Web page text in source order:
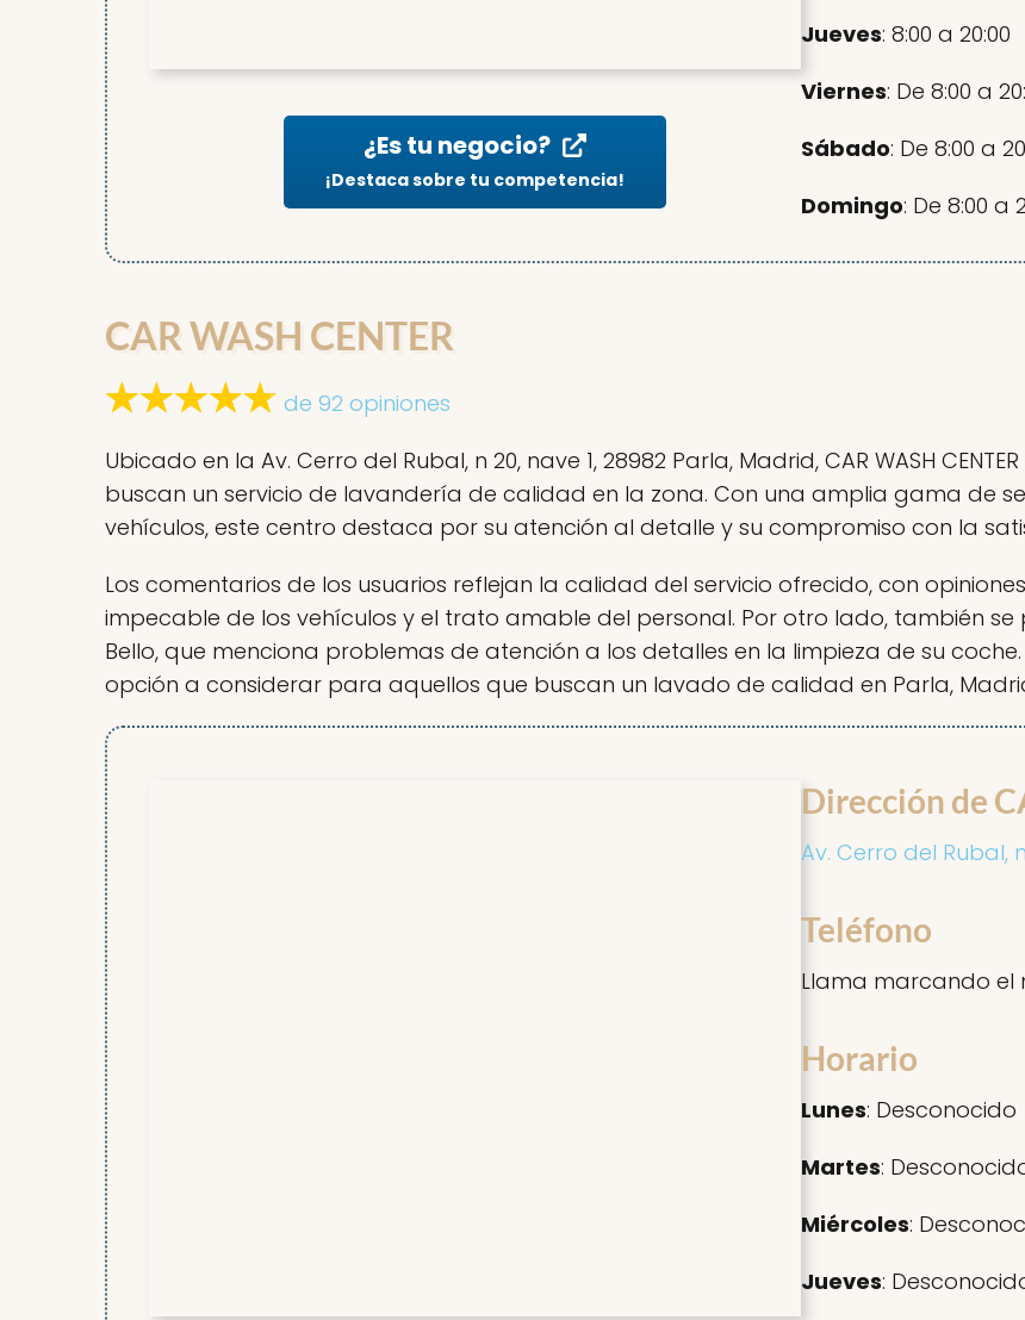
¿Es tu negocio?
¡Destaca sobre tu competencia!
Jueves: 8:00 a 20:00
Viernes: De 8:00 a
Sábado: De 8:00 a
Domingo: De 8:00 a
CAR WASH CENTER
de 92 opiniones
Ubicado en la Av. Cerro del Rubal, n 20, nave 1, 28982 Parla, Madrid, CAR WASH
buscan un servicio de lavandería de calidad en la zona. Con una amplia gama de
vehículos, este centro destaca por su atención al detalle y su compromiso con la
Los comentarios de los usuarios reflejan la calidad del servicio ofrecido, con
impecable de los vehículos y el trato amable del personal. Por otro lado, también
Bello, que menciona problemas de atención a los detalles en la limpieza de su coche.
opción a considerar para aquellos que buscan un lavado de calidad en Parla,
Dirección de
Av. Cerro del Rubal,
Teléfono
Llama marcando el
Horario
Lunes: Desconocido
Martes:
Miércoles:
Jueves: